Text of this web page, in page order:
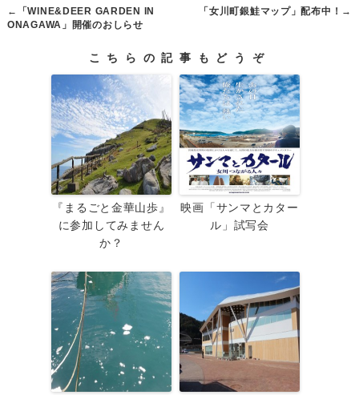
←
「WINE&DEER GARDEN IN
ONAGAWA」開催のおしらせ
「女川町銀鮭マップ」配布中！ →
こちらの記事もどうぞ
『まるごと金華山歩』
に参加してみません
か？
映画「サンマとカター
ル」試写会